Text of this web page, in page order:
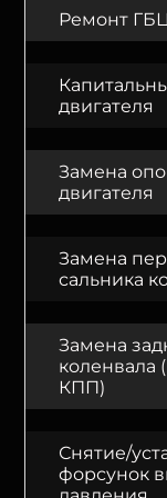
Ремонт
двигателя
Замена
двигателя
Замена
сальника
Замена
коленвала
КПП)
Снятие/
форсунок